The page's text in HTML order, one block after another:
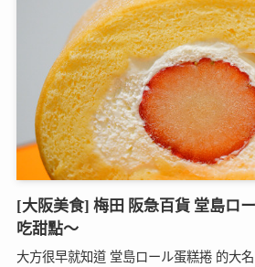
[大阪美食] 梅田 阪急百貨 堂島ロ
吃甜點～
大方很早就知道 堂島ロール蛋糕捲 的大